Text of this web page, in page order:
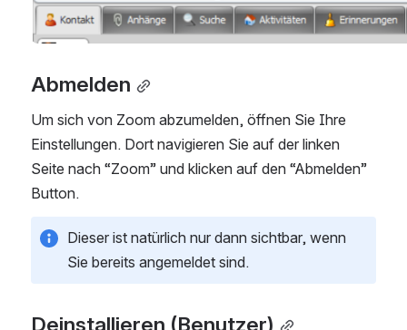
Abmelden
Um sich von Zoom abzumelden, öffnen Sie Ihre
Einstellungen. Dort navigieren Sie auf der linken
Seite nach “Zoom” und klicken auf den “Abmelden”
Button.
Dieser ist natürlich nur dann sichtbar, wenn
Sie bereits angemeldet sind.
Deinstallieren (Benutzer)